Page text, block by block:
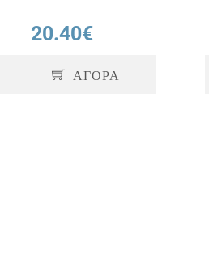
20.40€
ΑΓΟΡΑ